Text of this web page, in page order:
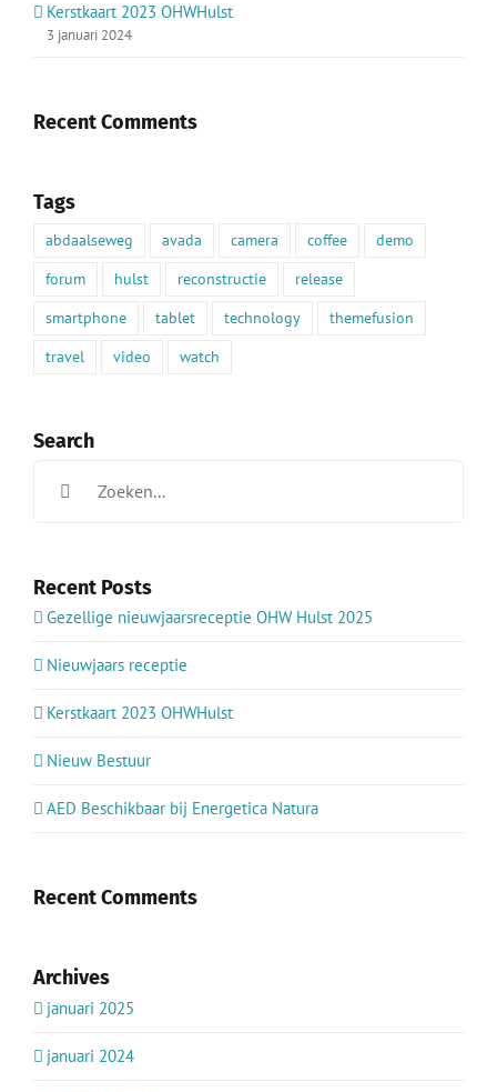
Kerstkaart 2023 OHWHulst
3 januari 2024
Recent Comments
Tags
abdaalseweg avada camera coffee
demo
forum
hulst reconstructie
release
smartphone
tablet technology
themefusion
travel
video watch
Search
naar:
Recent Posts
Gezellige nieuwjaarsreceptie OHW Hulst 2025
Nieuwjaars receptie
Kerstkaart 2023 OHWHulst
Nieuw Bestuur
AED Beschikbaar bij Energetica Natura
Recent Comments
Archives
januari 2025
januari 2024